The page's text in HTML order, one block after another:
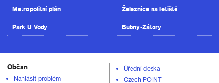
Metropolitní plán
Park U Vody
Železnice na letiště
Bubny-Zátory
Občan
Nahlásit problém
Úřední deska
Czech POINT